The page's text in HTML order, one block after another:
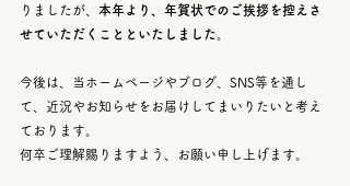
りましたが、 本年より、年賀状でのご挨拶を控えさ
せていただくことといたしました。
今後は、当ホームページやブログ、SNS等を通し
て、近況やお知らせをお届けしてまいりたいと考え
ております。
何卒ご理解賜りますよう、お願い申し上げます。